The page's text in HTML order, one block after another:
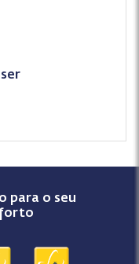
para o seu